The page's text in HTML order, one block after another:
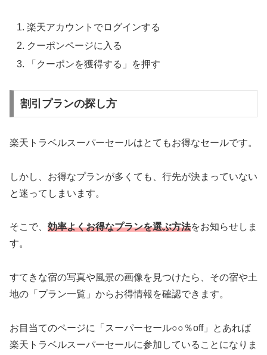
楽天アカウントでログインする
クーポンページに入る
「クーポンを獲得する」を押す
割引プランの探し方
楽天トラベルスーパーセールはとてもお得なセールです。
しかし、お得なプランが多くても、行先が決まっていない
と迷ってしまいます。
そこで、 効率よくお得なプランを選ぶ方法をお知らせしま
す。
すてきな宿の写真や風景の画像を見つけたら、その宿や土
地の「プラン一覧」からお得情報を確認できます。
お目当てのページに「スーパーセール○○％off」とあれば
楽天トラベルスーパーセールに参加していることになりま